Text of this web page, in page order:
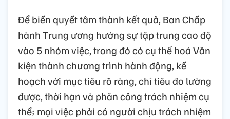
Để biến quyết tâm thành kết quả, Ban Chấp
hành Trung ương hướng sự tập trung cao độ
vào 5 nhóm việc, trong đó có cụ thể hoá Văn
kiện thành chương trình hành động, kế
hoạch với mục tiêu rõ ràng, chỉ tiêu đo lường
được, thời hạn và phân công trách nhiệm cụ
thể; mọi việc phải có người chịu trách nhiệm